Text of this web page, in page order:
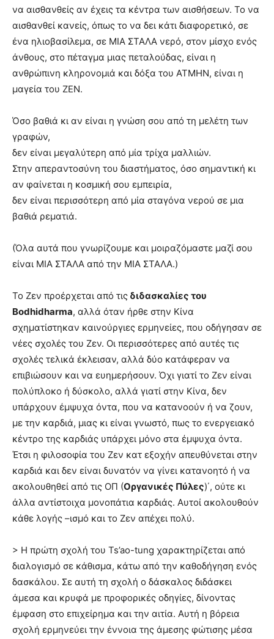
να αισθανθείς αν έχεις τα κέντρα των αισθήσεων. Το να
αισθανθεί κανείς, όπως το να δει κάτι διαφορετικό, σε
ένα ηλιοβασίλεμα, σε ΜΙΑ ΣΤΑΛΑ νερό, στον μίσχο ενός
άνθους, στο πέταγμα μιας πεταλούδας, είναι η
ανθρώπινη κληρονομιά και δόξα του ΑΤΜΗΝ, είναι η
μαγεία του ΖΕΝ.
Όσο βαθιά κι αν είναι η γνώση σου από τη μελέτη των
γραφών,
δεν είναι μεγαλύτερη από μία τρίχα μαλλιών.
Στην απεραντοσύνη του διαστήματος, όσο σημαντική κι
αν φαίνεται η κοσμική σου εμπειρία,
δεν είναι περισσότερη από μία σταγόνα νερού σε μια
βαθιά ρεματιά.
(Όλα αυτά που γνωρίζουμε και μοιραζόμαστε μαζί σου
είναι ΜΙΑ ΣΤΑΛΑ από την ΜΙΑ ΣΤΑΛΑ.)
Το Ζεν προέρχεται από τις διδασκαλίες του
Bodhidharma, αλλά όταν ήρθε στην Κίνα
σχηματίστηκαν καινούργιες ερμηνείες, που οδήγησαν σε
νέες σχολές του Ζεν. Οι περισσότερες από αυτές τις
σχολές τελικά έκλεισαν, αλλά δύο κατάφεραν να
επιβιώσουν και να ευημερήσουν. Όχι γιατί το Ζεν είναι
πολύπλοκο ή δύσκολο, αλλά γιατί στην Κίνα, δεν
υπάρχουν έμψυχα όντα, που να κατανοούν ή να ζουν,
με την καρδιά, μιας κι είναι γνωστό, πως το ενεργειακό
κέντρο της καρδιάς υπάρχει μόνο στα έμψυχα όντα.
Έτσι η φιλοσοφία του Ζεν κατ εξοχήν απευθύνεται στην
καρδιά και δεν είναι δυνατόν να γίνει κατανοητό ή να
ακολουθηθεί από τις ΟΠ (Οργανικές Πύλες)΄, ούτε κι
άλλα αντίστοιχα μονοπάτια καρδιάς. Αυτοί ακολουθούν
κάθε λογής –ισμό και το Ζεν απέχει πολύ.
> H πρώτη σχολή του Ts’ao-tung χαρακτηρίζεται από
διαλογισμό σε κάθισμα, κάτω από την καθοδήγηση ενός
δασκάλου. Σε αυτή τη σχολή ο δάσκαλος διδάσκει
άμεσα και κρυφά με προφορικές οδηγίες, δίνοντας
έμφαση στο επιχείρημα και την αιτία. Αυτή η βόρεια
σχολή ερμηνεύει την έννοια της άμεσης φώτισης μέσα